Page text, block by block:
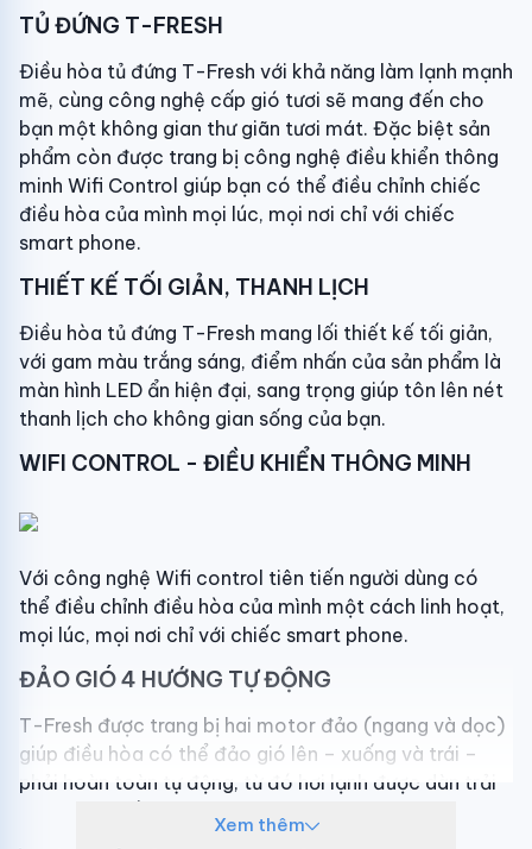
TỦ ĐỨNG T-FRESH
Điều hòa tủ đứng T-Fresh với khả năng làm lạnh mạnh
mẽ, cùng công nghệ cấp gió tươi sẽ mang đến cho
bạn một không gian thư giãn tươi mát. Đặc biệt sản
phẩm còn được trang bị công nghệ điều khiển thông
minh Wifi Control giúp bạn có thể điều chỉnh chiếc
điều hòa của mình mọi lúc, mọi nơi chỉ với chiếc
smart phone.
THIẾT KẾ TỐI GIẢN, THANH LỊCH
Điều hòa tủ đứng T-Fresh mang lối thiết kế tối giản,
với gam màu trắng sáng, điểm nhấn của sản phẩm là
màn hình LED ẩn hiện đại, sang trọng giúp tôn lên nét
thanh lịch cho không gian sống của bạn.
WIFI CONTROL - ĐIỀU KHIỂN THÔNG MINH
Với công nghệ Wifi control tiên tiến người dùng có
thể điều chỉnh điều hòa của mình một cách linh hoạt,
mọi lúc, mọi nơi chỉ với chiếc smart phone.
ĐẢO GIÓ 4 HƯỚNG TỰ ĐỘNG
T-Fresh được trang bị hai motor đảo (ngang và dọc)
giúp điều hòa có thể đảo gió lên – xuống và trái –
phải hoàn toàn tự động, từ đó hơi lạnh được dàn trải
Xem thêm